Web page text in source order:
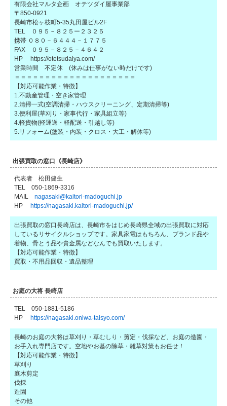
有限会社マルタ企画 オテツダイ屋事業部
〒850-0921
長崎市松ヶ枝町5-35丸田屋ビル2F
TEL ０９５－８２５ー２３２５
携帯 ０８０－６４４４－１７７５
FAX ０９５－８２５－４６４２
HP https://otetsudaiya.com/
営業時間 不定休 (休みは仕事がない時だけです)
＝＝＝＝＝＝＝＝＝＝＝＝＝＝＝＝＝＝＝＝
【対応可能作業・特徴】
1.不動産管理・空き家管理
2.清掃一式(空調清掃・ハウスクリーニング、定期清掃等)
3.便利屋(草刈り・家事代行・家具組立等)
4.軽貨物(軽運送・軽配送・引越し等)
5.リフォーム(塗装・内装・クロス・大工・解体等)
出張買取の窓口《長崎店》
代表者 松田健生
TEL 050-1869-3316
MAILnagasaki@kaitori-madoguchi.jp
HP https://nagasaki.kaitori-madoguchi.jp/
出張買取の窓口長崎店は、長崎市をはじめ長崎県全域の出張買取に対応
しているリサイクルショップです。家具家電はもちろん、ブランド品や
着物、骨とう品や貴金属などなんでも買取いたします。
【対応可能作業・特徴】
買取・不用品回収・遺品整理
お庭の大将 長崎店
TEL 050-1881-5186
HPhttps://nagasaki.oniwa-taisyo.com/
長崎のお庭の大将は草刈り・草むしり・剪定・伐採など、お庭の造園・
お手入れ専門店です。空地やお墓の除草・雑草対策もお任せ！
【対応可能作業・特徴】
草刈り
庭木剪定
伐採
造園
その他